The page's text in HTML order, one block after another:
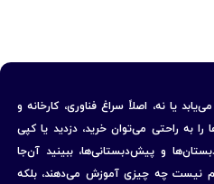
یا نه، اصلاً سراغ فناوری، کارخانه و
را به راحتی می‌توان خرید، دزدید یا کپی
و پیش‌دبستانی‌ها، ببینید آن‌جا
نیست چه چیزی آموزش می‌دهند، بلکه